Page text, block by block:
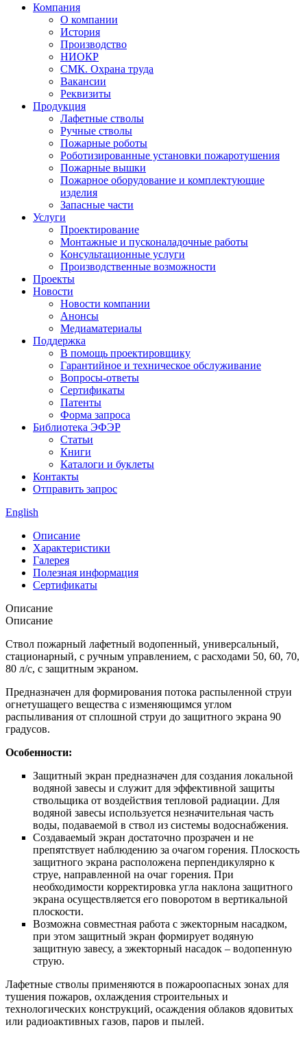
Компания
О компании
История
Производство
НИОКР
СМК. Охрана труда
Вакансии
Реквизиты
Продукция
Лафетные стволы
Ручные стволы
Пожарные роботы
Роботизированные установки пожаротушения
Пожарные вышки
Пожарное оборудование и комплектующие
изделия
Запасные части
Услуги
Проектирование
Монтажные и пусконаладочные работы
Консультационные услуги
Производственные возможности
Проекты
Новости
Новости компании
Анонсы
Медиаматериалы
Поддержка
В помощь проектировщику
Гарантийное и техническое обслуживание
Вопросы-ответы
Сертификаты
Патенты
Форма запроса
Библиотека ЭФЭР
Статьи
Книги
Каталоги и буклеты
Контакты
Отправить запрос
English
Описание
Характеристики
Галерея
Полезная информация
Сертификаты
Описание
Описание
Ствол пожарный лафетный водопенный, универсальный,
стационарный, с ручным управлением, с расходами 50, 60, 70,
80 л/с, с защитным экраном.
Предназначен для формирования потока распыленной струи
огнетушащего вещества с изменяющимся углом
распыливания от сплошной струи до защитного экрана 90
градусов.
Особенности:
Защитный экран предназначен для создания локальной
водяной завесы и служит для эффективной защиты
ствольщика от воздействия тепловой радиации. Для
водяной завесы используется незначительная часть
воды, подаваемой в ствол из системы водоснабжения.
Создаваемый экран достаточно прозрачен и не
препятствует наблюдению за очагом горения. Плоскость
защитного экрана расположена перпендикулярно к
струе, направленной на очаг горения. При
необходимости корректировка угла наклона защитного
экрана осуществляется его поворотом в вертикальной
плоскости.
Возможна совместная работа с эжекторным насадком,
при этом защитный экран формирует водяную
защитную завесу, а эжекторный насадок – водопенную
струю.
Лафетные стволы применяются в пожароопасных зонах для
тушения пожаров, охлаждения строительных и
технологических конструкций, осаждения облаков ядовитых
или радиоактивных газов, паров и пылей.